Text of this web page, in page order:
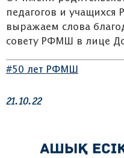
педагогов и
выражаем слова
совету РФМШ в лице
#50 лет РФМШ
21.10.22